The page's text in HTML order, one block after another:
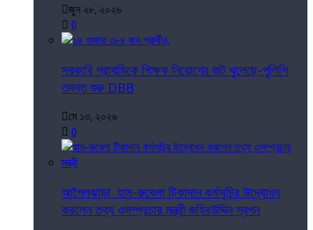
জুন ২৮, ২০২৬
0
সরকারি প্রাথমিকে শিক্ষক নিয়োগের জট খুলেছে-পুলিশি
তদন্ত শুরু DBB
মে ১৩, ২০২৬
0
আগৈলঝাড়া হাম-রুবেলা টিকাদান কর্মসূচির উদ্বোধন
করলেন তথ্য ওসম্প্রচার মন্ত্রী জহিরউদ্দিন স্বপন